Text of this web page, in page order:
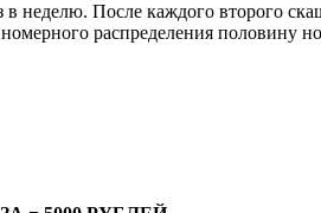
неделю. После каждого второго
распределения половину